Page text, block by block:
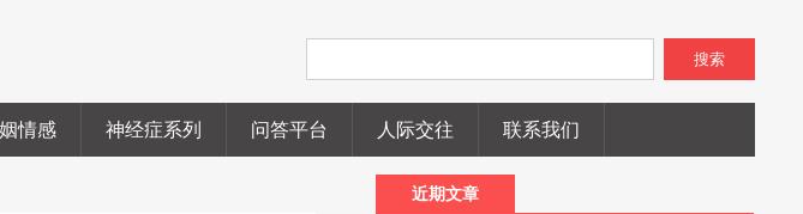
搜索
情感 神经症系列 问答平台 人际交往 联系我们
近期文章